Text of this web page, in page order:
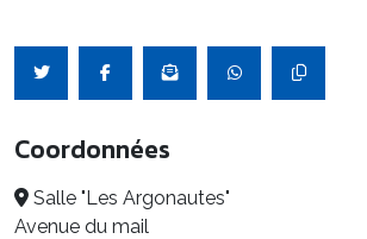
Coordonnées
Salle "Les Argonautes"
Avenue du mail